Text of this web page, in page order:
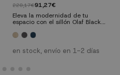
228,17€91,27€
Eleva la modernidad de tu
espacio con el sillón Olaf Black.
Sus patas metálicas con
acabado en negro, ligeramente
un toque contemporáneo y
elegante a este cómodo sillón
en stock, envío en 1-2 días